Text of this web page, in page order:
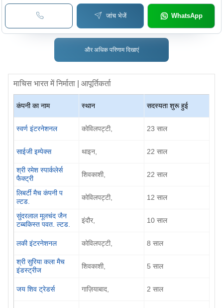
जांच भेजें WhatsApp
और अधिक परिणाम दिखाएं
माचिस भारत में निर्माता | आपूर्तिकर्ता
कंपनी का नाम स्थान सदस्यता शुरू हुई
स्वर्ण इंटरनेशनल कोविलपट्टी, 23 साल
साईजी इम्पेक्स थाइन, 22 साल
श्री रमेश स्पार्कलेर्स
फैक्ट्री
शिवकाशी, 22 साल
लिबर्टी मैच कंपनी प
ल्टड.
कोविलपट्टी, 12 साल
सुंदरलाल मूलचंद जैन
टब्बकिस्त पवत. ल्टड.
इंदौर, 10 साल
लकी इंटरनेशनल कोविलपट्टी, 8 साल
श्री सुरिया कला मैच
इंडस्ट्रीज
शिवकाशी, 5 साल
जय शिव ट्रेडर्स गाज़ियाबाद, 2 साल